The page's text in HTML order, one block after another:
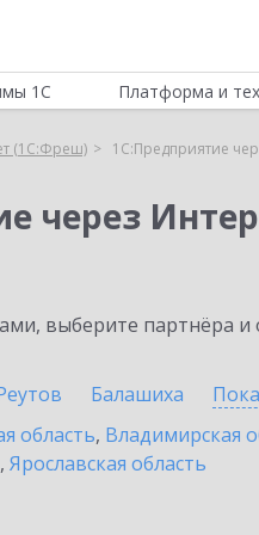
1С Платформа и
(1С:Фреш) 1С:Предприятие
через
выберите партнёра и
Балашиха
область, Владимирская
, Ярославская область